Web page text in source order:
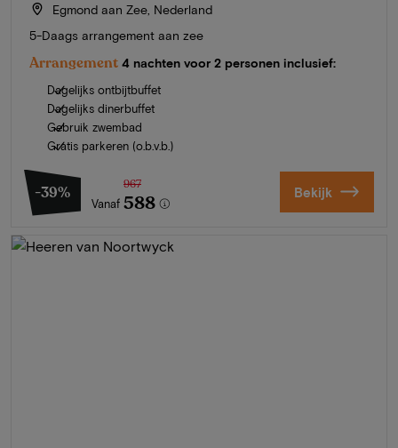
Egmond aan Zee, Nederland
5-Daags arrangement aan zee
Arrangement 4 nachten voor 2 personen inclusief:
Dagelijks ontbijtbuffet
Dagelijks dinerbuffet
Gebruik zwembad
Gratis parkeren (o.b.v.b.)
-39%
Vanaf
967
588 Bekijk